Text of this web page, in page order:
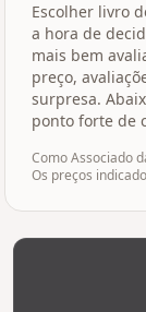
Escolher livro
a hora de
mais bem
preço,
surpresa.
ponto forte de
Como Associado
Os preços